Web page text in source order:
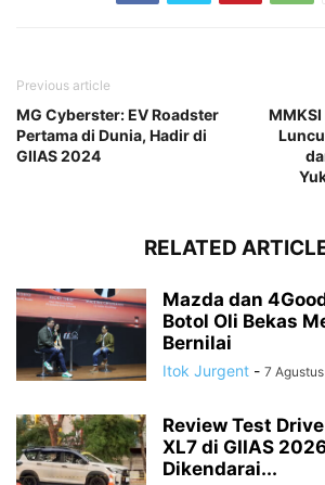
Previous article
MG Cyberster: EV Roadster
Pertama di Dunia, Hadir di
GIIAS 2024
RELATED
Mazda dan
Botol Oli Bekas
Bernilai
Itok Jurgent - 7
Review Test
XL7 di GIIAS
Dikendarai...